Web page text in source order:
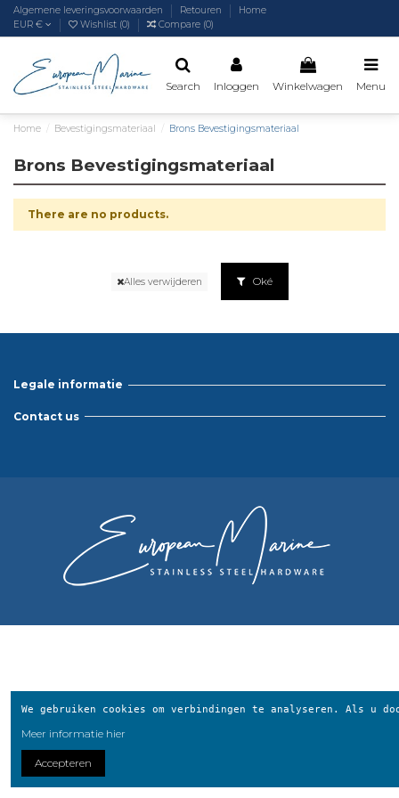
Algemene leveringsvoorwaarden Retouren
Home
EUR €
Wishlist (0) Compare (0)
Search Inloggen Winkelwagen Menu
Home Bevestigingsmateriaal Brons Bevestigingsmateriaal
Brons Bevestigingsmateriaal
There are no products.
Alles verwijderen Oké
Legale informatie
Contact us
We gebruiken cookies om verbindingen te analyseren. Als u
Meer informatie hier
Accepteren